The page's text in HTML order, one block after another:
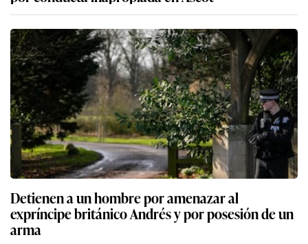
Detienen a un hombre por amenazar al
expríncipe británico Andrés y por posesión de un
arma